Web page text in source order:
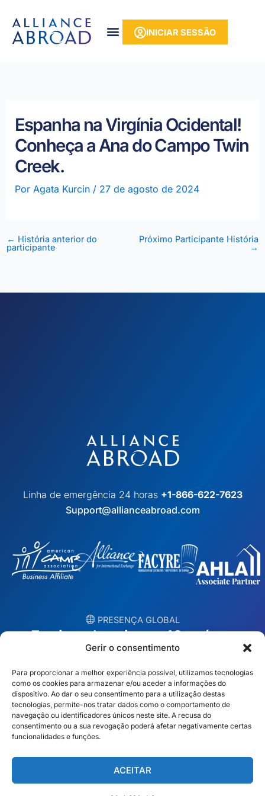
Gerir o consentimento
Para proporcionar a melhor experiência possível, utilizamos tecnologias
como os cookies para armazenar e/ou aceder a informações do
dispositivo. Ao dar o seu consentimento para a utilização destas
tecnologias, permite-nos tratar dados como o comportamento de
navegação ou identificadores únicos neste site. A recusa do
consentimento ou a sua revogação poderá afetar negativamente certas
funcionalidades e funções.
ACEITAR
conteúdo
para
INICIAR SESSÃO
Espanha na Virgínia Ocidental!
Conheça a Ana do Campo Twin
Creek.
Por Agata Kurcin / 27 de agosto de 2024
← História anterior do
participante
Próximo Participante História
→
Linha de emergência 24 horas +1-866-622-7623
Support@allianceabroad.com
︎ PRESENÇA GLOBAL
Equipas locais em 10 países
EUA
Dubai
México
Espanha
Irlanda
Polónia
Austrália
Encontre a sua equipa local →